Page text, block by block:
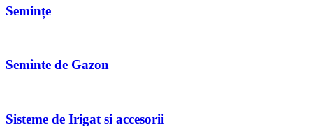
Semințe
Seminte de Gazon
Sisteme de Irigat si accesorii